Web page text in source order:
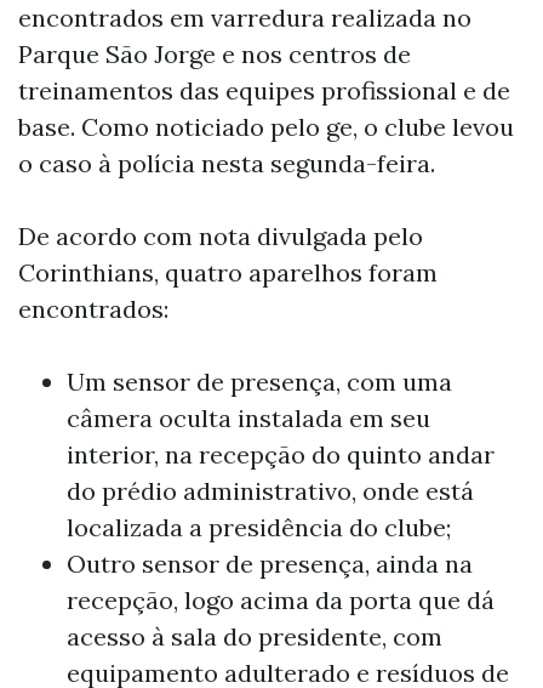
encontrados em varredura realizada no
Parque São Jorge e nos centros de
treinamentos das equipes profissional e de
base. Como noticiado pelo ge, o clube levou
o caso à polícia nesta segunda-feira.
De acordo com nota divulgada pelo
Corinthians, quatro aparelhos foram
encontrados:
Um sensor de presença, com uma
câmera oculta instalada em seu
interior, na recepção do quinto andar
do prédio administrativo, onde está
localizada a presidência do clube;
Outro sensor de presença, ainda na
recepção, logo acima da porta que dá
acesso à sala do presidente, com
equipamento adulterado e resíduos de